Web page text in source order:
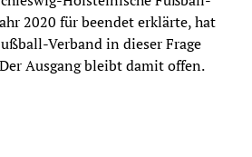
2020 für beendet erklärte, hat
Verband in dieser Frage
Ausgang bleibt damit offen.